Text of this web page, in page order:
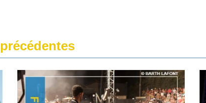
précédentes